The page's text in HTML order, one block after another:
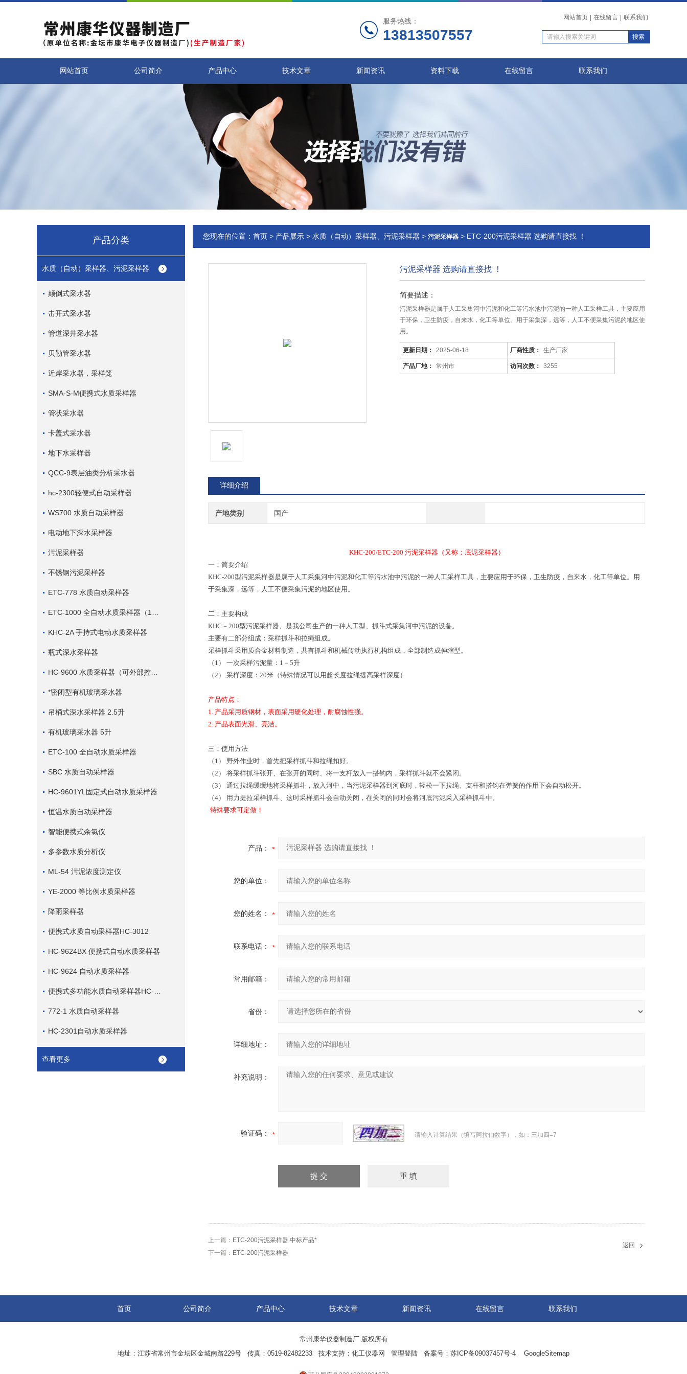
服务热线：
13813507557
网站首页 在线留言 联系我们
网站首页 公司简介 产品中心 技术文章 新闻资讯 资料下载 在线留言 联系我们
产品分类
水质（自动）采样器、污泥采样器
颠倒式采水器
击开式采水器
管道深井采水器
贝勒管采水器
近岸采水器，采样笼
SMA-S-M便携式水质采样器
管状采水器
卡盖式采水器
地下水采样器
QCC-9表层油类分析采水器
hc-2300轻便式自动采样器
WS700 水质自动采样器
电动地下深水采样器
污泥采样器
不锈钢污泥采样器
ETC-778 水质自动采样器
KHC-2A 手持式电动水质采样器
瓶式深水采样器
*密闭型有机玻璃采水器
吊桶式深水采样器 2.5升
有机玻璃采水器 5升
ETC-100 全自动水质采样器
SBC 水质自动采样器
HC-9601YL固定式自动水质采样器
恒温水质自动采样器
智能便携式余氯仪
多参数水质分析仪
ML-54 污泥浓度测定仪
YE-2000 等比例水质采样器
降雨采样器
便携式水质自动采样器HC-3012
HC-9624BX 便携式自动水质采样器
HC-9624 自动水质采样器
772-1 水质自动采样器
HC-2301自动水质采样器
查看更多
您现在的位置： 首页 > 产品展示 > 水质（自动）采样器、污泥采样器 > 污泥采样器 > ETC-200污泥采样器 选购请直接找 ！
污泥采样器 选购请直接找 ！
简要描述：
污泥采样器是属于人工采集河中污泥和化工等污水池中污泥的一种人工采样工具，主要应用
于环保，卫生防疫，自来水，化工等单位。用于采集深，远等，人工不便采集污泥的地区使
用。
更新日期： 2025-06-18 厂商性质： 生产厂家
产品厂地： 常州市 访问次数： 3255
详细介绍
产地类别 国产
KHC-200/ETC-200 污泥采样器（又称：底泥采样器）
一：简要介绍
KHC-200型污泥采样器是属于人工采集河中污泥和化工等污水池中污泥的一种人工采样工具，主要应用于环保，卫生防疫，自来水，化工等单位。用
于采集深，远等，人工不便采集污泥的地区使用。
二：主要构成
KHC－200型污泥采样器、是我公司生产的一种人工型、抓斗式采集河中污泥的设备。
主要有二部分组成：采样抓斗和拉绳组成。
采样抓斗采用质合金材料制造，共有抓斗和机械传动执行机构组成，全部制造成伸缩型。
（1） 一次采样污泥量：1－5升
（2） 采样深度：20米（特殊情况可以用超长度拉绳提高采样深度）
产品特点：
1. 产品采用质钢材，表面采用硬化处理，耐腐蚀性强。
2. 产品表面光滑、亮洁。
三：使用方法
（1） 野外作业时，首先把采样抓斗和拉绳扣好。
（2） 将采样抓斗张开、在张开的同时、将一支杆放入一搭钩内，采样抓斗就不会紧闭。
（3） 通过拉绳缓缓地将采样抓斗，放入河中，当污泥采样器到河底时，轻松一下拉绳、支杆和搭钩在弹簧的作用下会自动松开。
（4） 用力提拉采样抓斗、这时采样抓斗会自动关闭，在关闭的同时会将河底污泥采入采样抓斗中。
特殊要求可定做！
产品：
您的单位：
您的姓名：
联系电话：
常用邮箱：
省份：
详细地址：
补充说明：
验证码： 请输入计算结果（填写阿拉伯数字），如：三加四=7
上一篇： ETC-200污泥采样器 中标产品*
下一篇： ETC-200污泥采样器
返回
首页 公司简介 产品中心 技术文章 新闻资讯 在线留言 联系我们
常州康华仪器制造厂 版权所有
地址：江苏省常州市金坛区金城南路229号 传真：0519-82482233 技术支持： 化工仪器网 管理登陆 备案号： 苏ICP备09037457号-4 GoogleSitemap